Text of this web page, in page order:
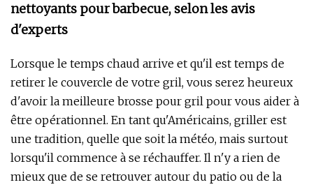
nettoyants pour barbecue, selon les avis
d'experts
Lorsque le temps chaud arrive et qu'il est temps de
retirer le couvercle de votre gril, vous serez heureux
d'avoir la meilleure brosse pour gril pour vous aider à
être opérationnel. En tant qu'Américains, griller est
une tradition, quelle que soit la météo, mais surtout
lorsqu'il commence à se réchauffer. Il n'y a rien de
mieux que de se retrouver autour du patio ou de la